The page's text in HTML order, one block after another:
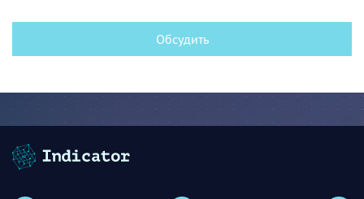
Обсудить